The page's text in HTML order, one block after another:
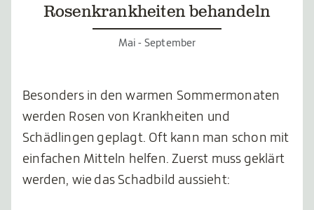
Rosenkrankheiten behandeln
Mai - September
Besonders in den warmen Sommermonaten
werden Rosen von Krankheiten und
Schädlingen geplagt. Oft kann man schon mit
einfachen Mitteln helfen. Zuerst muss geklärt
werden, wie das Schadbild aussieht: